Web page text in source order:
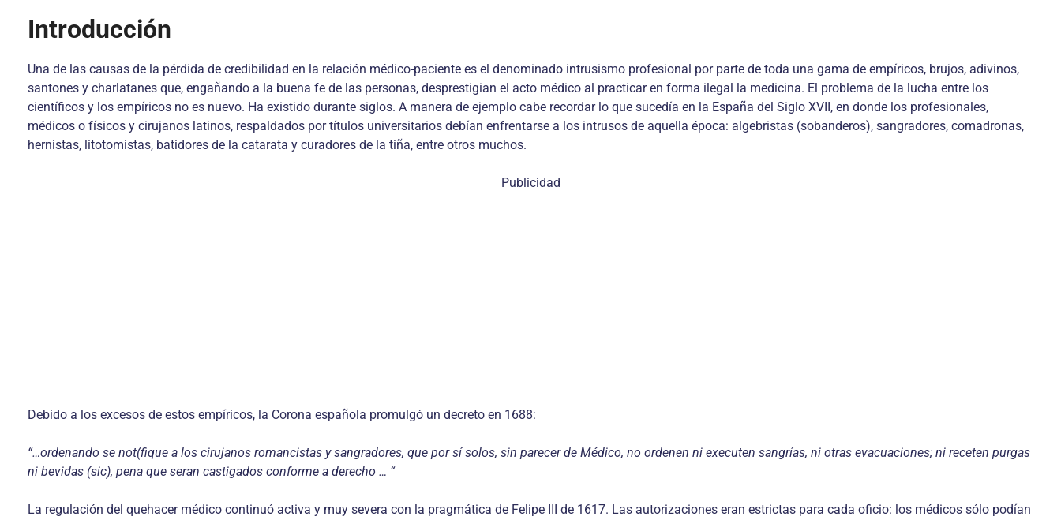
Introducción
Una de las causas de la pérdida de credibilidad en la relación médico-paciente es el denominado intrusismo profesional por parte de toda una gama de empíricos, brujos, adivinos,
santones y charlatanes que, engañando a la buena fe de las personas, desprestigian el acto médico al practicar en forma ilegal la medicina. El problema de la lucha entre los
científicos y los empíricos no es nuevo. Ha existido durante siglos. A manera de ejemplo cabe recordar lo que sucedía en la España del Siglo XVII, en donde los profesionales,
médicos o físicos y cirujanos latinos, respaldados por títulos universitarios debían enfrentarse a los intrusos de aquella época: algebristas (sobanderos), sangradores, comadronas,
hernistas, litotomistas, batidores de la catarata y curadores de la tiña, entre otros muchos.
Publicidad
Debido a los excesos de estos empíricos, la Corona española promulgó un decreto en 1688:
“…ordenando se not(fique a los cirujanos romancistas y sangradores, que por sí solos, sin parecer de Médico, no ordenen ni executen sangrías, ni otras evacuaciones; ni receten purgas
ni bevidas (sic), pena que seran castigados conforme a derecho … “
La regulación del quehacer médico continuó activa y muy severa con la pragmática de Felipe III de 1617. Las autorizaciones eran estrictas para cada oficio: los médicos sólo podían